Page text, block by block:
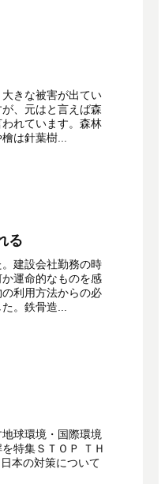
きな被害が出てい
、元はと言えば森
れています。森林
は針葉樹...
る
建設会社勤務の時
運命的なものを感
利用方法からの必
。鉄骨造...
球環境・国際環境
特集ＳＴＯＰ ＴＨ
本の対策について